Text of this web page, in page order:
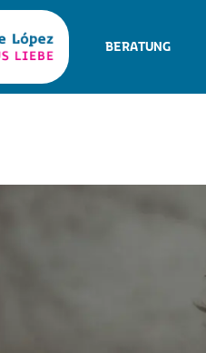
BERATUNG